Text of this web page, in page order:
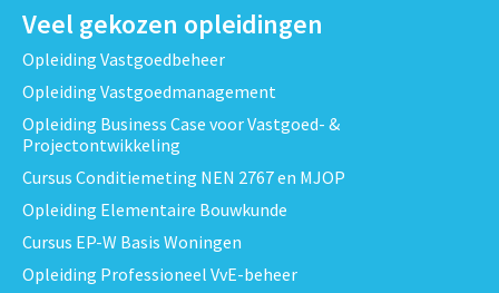
Veel gekozen opleidingen
Opleiding Vastgoedbeheer
Opleiding Vastgoedmanagement
Opleiding Business Case voor Vastgoed- &
Projectontwikkeling
Cursus Conditiemeting NEN 2767 en MJOP
Opleiding Elementaire Bouwkunde
Cursus EP-W Basis Woningen
Opleiding Professioneel VvE-beheer